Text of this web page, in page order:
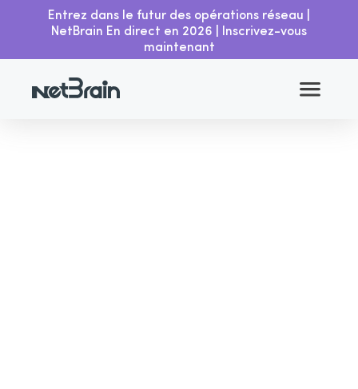
Entrez dans le futur des opérations réseau |
NetBrain En direct en 2026 | Inscrivez-vous
maintenant
Accueil Ressources Intégration avec
Servicenow